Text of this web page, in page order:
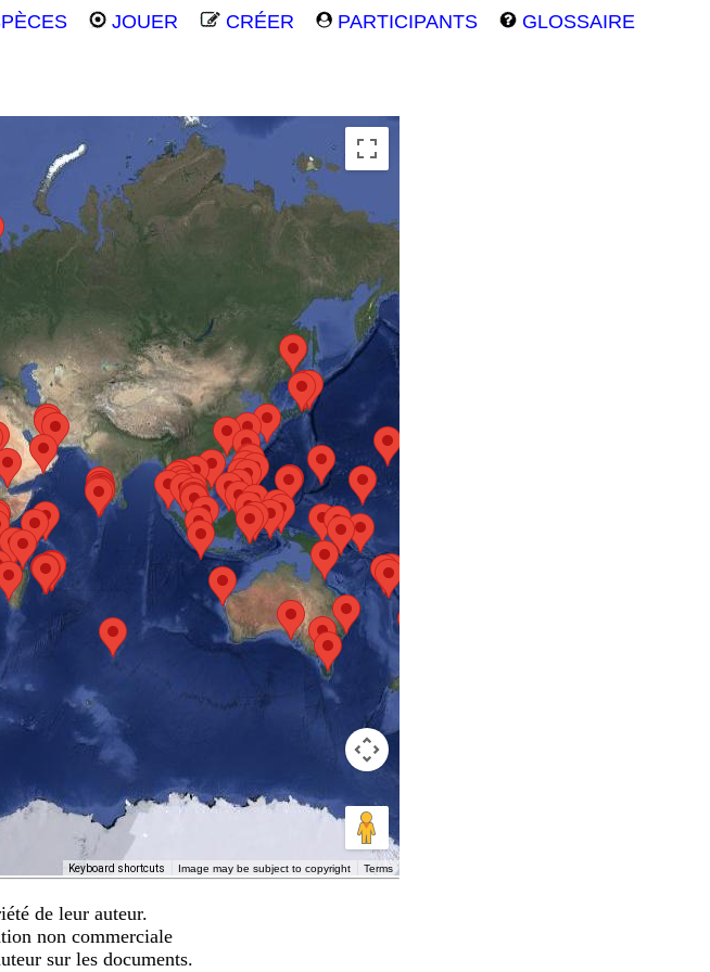
JOUER CRÉER PARTICIPANTS GLOSSAIRE
Keyboard shortcuts Image may be subject to copyright Terms
de leur auteur.
non commerciale
sur les documents.